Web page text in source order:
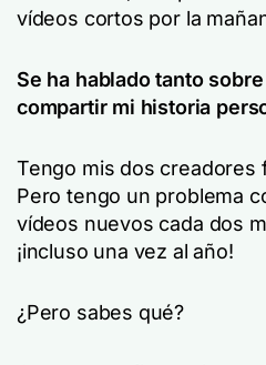
vídeos cortos por la
Se ha hablado tanto
compartir mi historia
Tengo mis dos creadores
Pero tengo un problema
vídeos nuevos cada dos
¡incluso una vez al año!
¿Pero sabes qué?